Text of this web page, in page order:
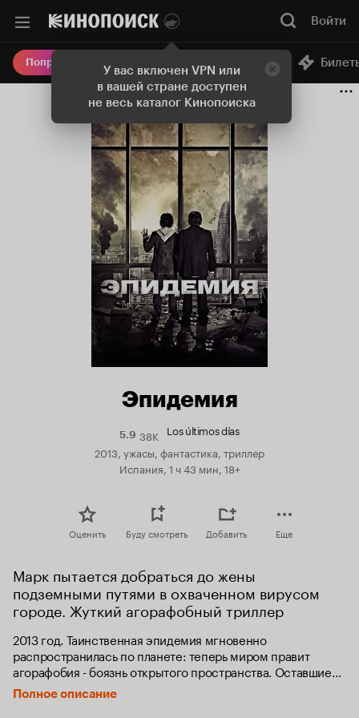
У вас включен VPN или
в вашей стране доступен
не весь каталог Кинопоиска
Войти
Попробовать Плюс Онлайн-кинотеатр
Эпидемия
5.9Рейтинг
Кинопоиска
38K Los últimos días
2013, ужасы, фантастика, триллер
Испания, 1 ч 43 мин, 18+
Оценить Буду смотреть Добавить Еще
Марк пытается добраться до жены
подземными путями в охваченном вирусом
городе. Жуткий агорафобный триллер
2013 год. Таинственная эпидемия мгновенно
распространилась по планете: теперь миром правит
агорафобия - боязнь открытого пространства. Оставшиеся
в живых люди прячутся под землей или внутри зданий.
Полное описание